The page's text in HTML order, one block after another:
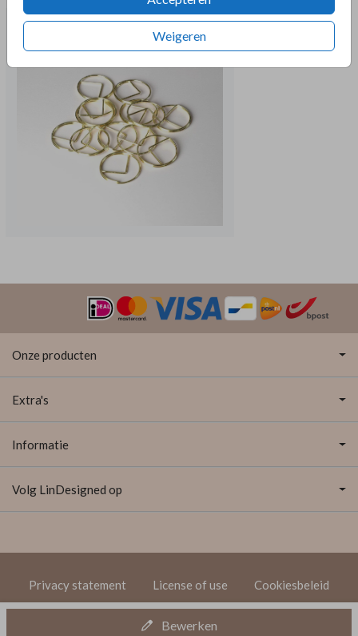
Weigeren
Bewerken
Onze producten
Extra's
Informatie
Volg LinDesigned op
Privacy statement License of use Cookiesbeleid
© 2020 LinDesigned